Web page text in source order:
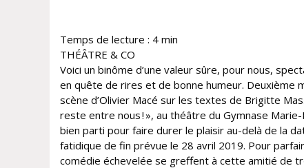
Temps de lecture : 4 min
THÉÂTRE & CO
Voici un binôme d’une valeur sûre, pour nous,
en quête de rires et de bonne humeur. Deuxième
scène d’Olivier Macé sur les textes de Brigitte
reste entre nous ! », au théâtre du Gymnase
bien parti pour faire durer le plaisir au-delà de la
fatidique de fin prévue le 28 avril 2019. Pour
comédie échevelée se greffent à cette amitié de